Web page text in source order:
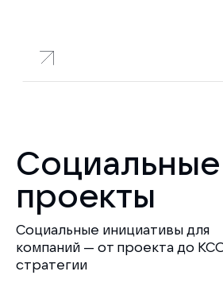
Социальные
проекты
Социальные инициативы для
компаний — от проекта до
стратегии